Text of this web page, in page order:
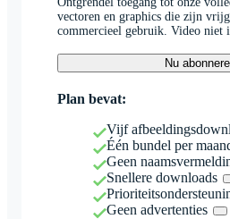
vectoren en graphics die zijn
commercieel gebruik. Video niet
Nu
Plan bevat:
Vijf
Één bundel per
Geen
Snellere downloads
Geen advertenties